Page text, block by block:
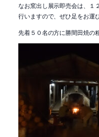
なお窯出し展示即売会は、１
行いますので、ぜひ足をお運
先着５０名の方に勝間田焼の